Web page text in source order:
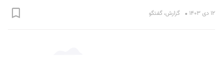
۱۲ دی ۱۴۰۳ گزارش، گفتگو